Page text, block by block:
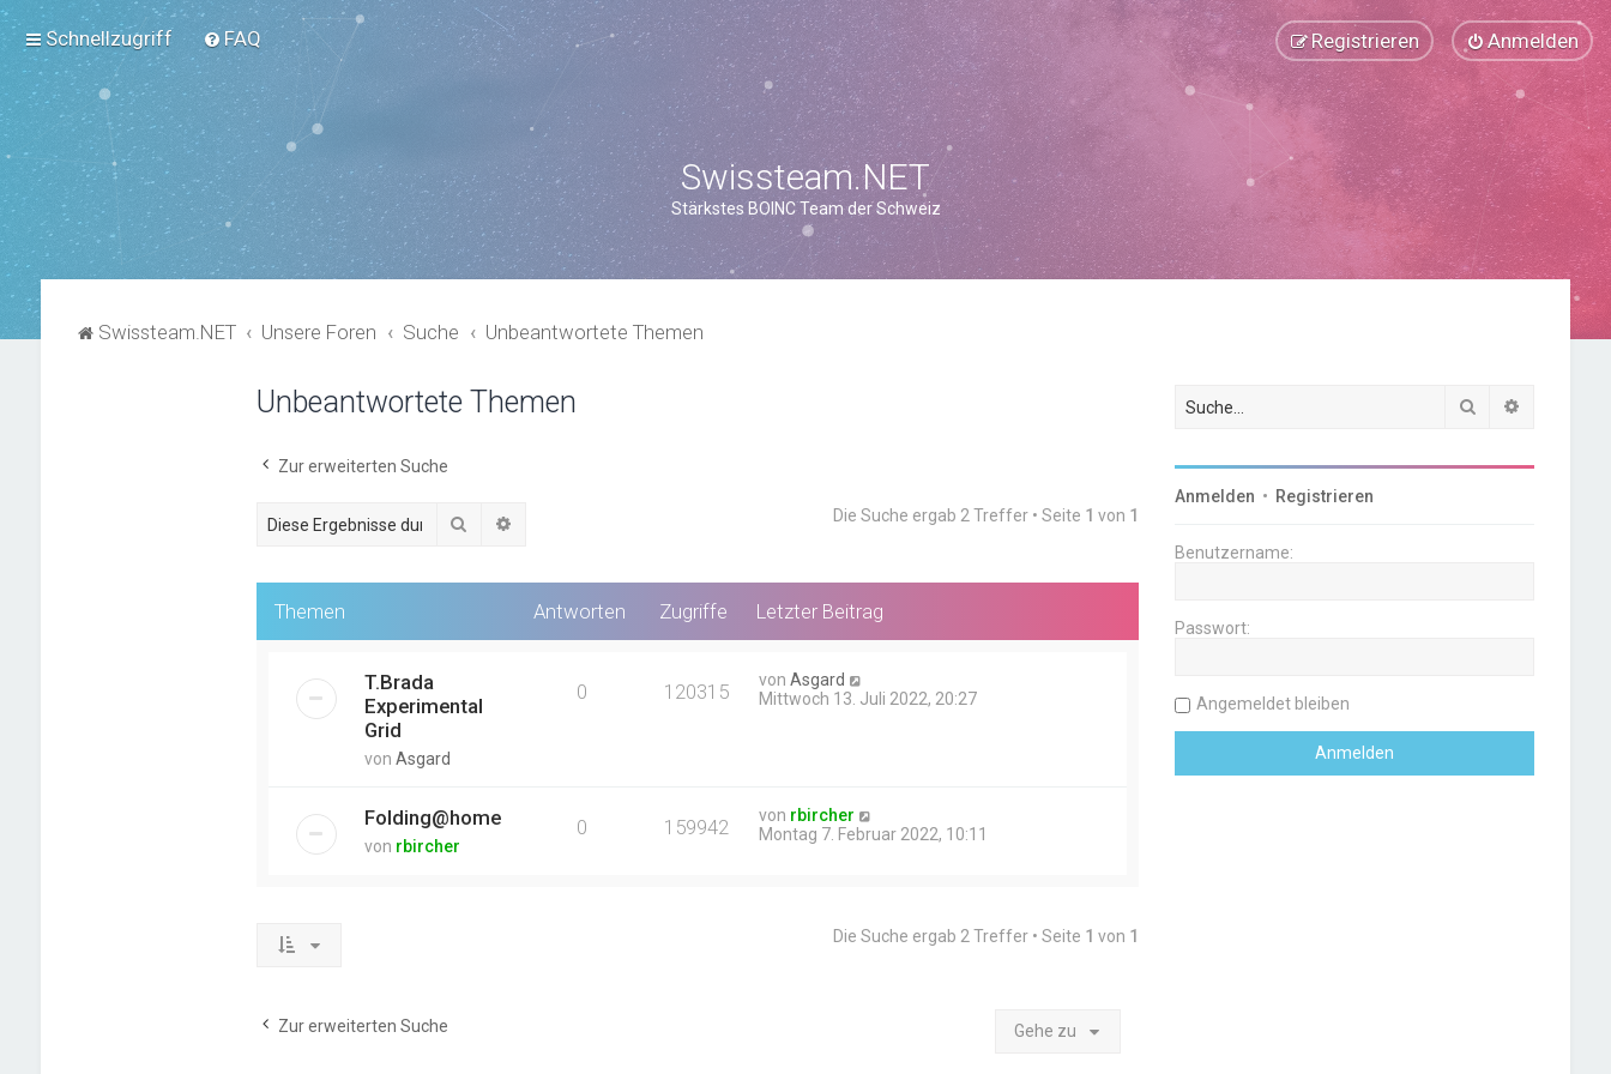
Schnellzugriff FAQ Anmelden
Registrieren
Swissteam.NET
Stärkstes BOINC Team der Schweiz
Swissteam.NET Unsere Foren Suche Unbeantwortete Themen
Unbeantwortete Themen
Zur erweiterten Suche
Suche Die Suche ergab 2 Treffer • Seite 1 von 1
Themen Antworten Zugriffe Letzter Beitrag
T.Brada
Experimental
Grid
von Asgard
0 120315 vonAsgard
Mittwoch 13. Juli 2022, 20:27
Folding@home
von rbircher
0 159942 von rbircher
Montag 7. Februar 2022, 10:11
Die Suche ergab 2 Treffer • Seite 1 von 1
Zur erweiterten Suche Gehe zu
Suche
Anmelden • Registrieren
Benutzername:
Passwort:
Angemeldet bleiben